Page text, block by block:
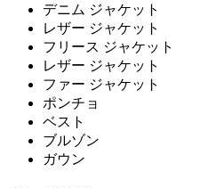
デニム ジャケット
レザー ジャケット
フリース ジャケット
レザー ジャケット
ファー ジャケット
ポンチョ
ベスト
ブルゾン
ガウン